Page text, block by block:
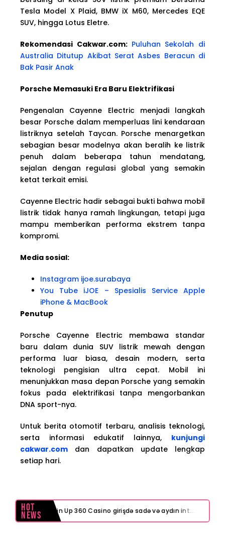
Tesla Model X Plaid, BMW iX M60, Mercedes EQE
SUV, hingga Lotus Eletre.
Rekomendasi Cakwar.com: Puluhan Sekolah di
Australia Ditutup Akibat Serat Asbes Beracun di
Bak Pasir Anak
Porsche Memasuki Era Baru Elektrifikasi
Pengenalan Cayenne Electric menjadi langkah
besar Porsche dalam memperluas lini kendaraan
listriknya setelah Taycan. Porsche menargetkan
sebagian besar modelnya akan beralih ke listrik
penuh dalam beberapa tahun mendatang,
sejalan dengan regulasi global yang semakin
ketat terkait emisi.
Cayenne Electric hadir sebagai bukti bahwa mobil
listrik tidak hanya ramah lingkungan, tetapi juga
mampu memberikan performa ekstrem tanpa
kompromi.
Media sosial:
Instagram ijoe.surabaya
You Tube iJOE – Spesialis Service Apple
iPhone & MacBook
Penutup
Porsche Cayenne Electric membawa standar
baru dalam dunia SUV listrik mewah dengan
performa luar biasa, desain modern, serta
teknologi pengisian ultra cepat. Mobil ini
menunjukkan masa depan Porsche yang semakin
fokus pada elektrifikasi tanpa mengorbankan
DNA sport-nya.
Untuk berita otomotif terbaru, analisis teknologi,
serta informasi edukatif lainnya, kunjungi
cakwar.com dan dapatkan update lengkap
setiap hari.
Hot
News Pin Up 360 Casino girişdə sadə və aydın interfeys necə işinizi asanlaşdırır